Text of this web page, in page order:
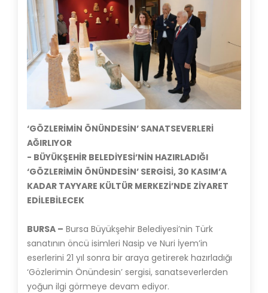
‘GÖZLERİMİN ÖNÜNDESİN’ SANATSEVERLERİ
AĞIRLIYOR
- BÜYÜKŞEHİR BELEDİYESİ’NİN HAZIRLADIĞI
‘GÖZLERİMİN ÖNÜNDESİN’ SERGİSİ, 30 KASIM’A
KADAR TAYYARE KÜLTÜR MERKEZİ’NDE ZİYARET
EDİLEBİLECEK
BURSA – Bursa Büyükşehir Belediyesi’nin Türk
sanatının öncü isimleri Nasip ve Nuri İyem’in
eserlerini 21 yıl sonra bir araya getirerek hazırladığı
‘Gözlerimin Önündesin’ sergisi, sanatseverlerden
yoğun ilgi görmeye devam ediyor.